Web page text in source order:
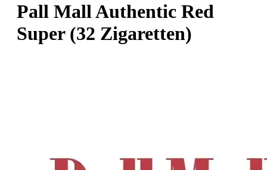
Pall Mall Authentic Red
Super (32 Zigaretten)